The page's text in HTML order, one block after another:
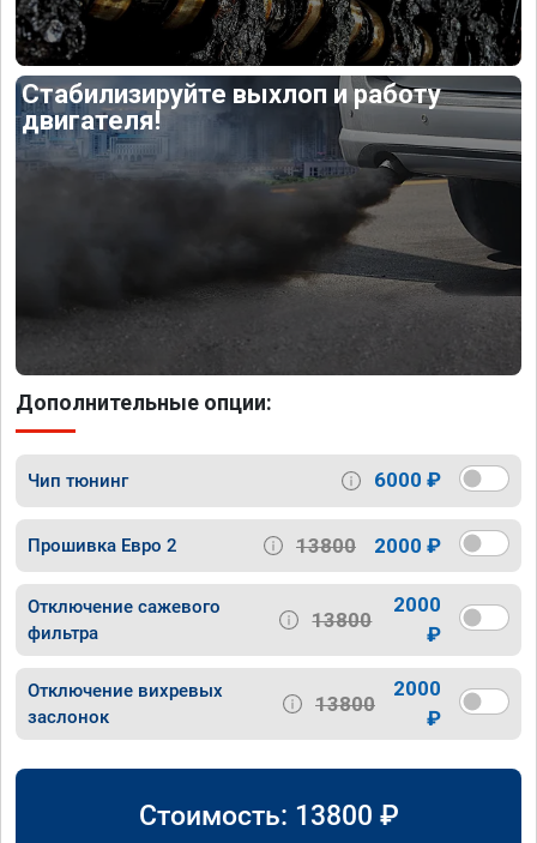
Стабилизируйте выхлоп и работу
двигателя!
Дополнительные опции:
Чип тюнинг 6000 ₽
Прошивка Евро 2 13800 2000 ₽
Отключение сажевого
фильтра
13800
2000
₽
Отключение вихревых
заслонок
13800
2000
₽
Стоимость: 13800 ₽